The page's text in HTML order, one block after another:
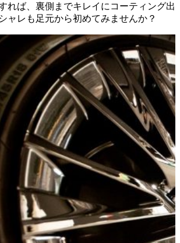
れば、裏側までキレイにコーティング出
ャレも足元から初めてみませんか？